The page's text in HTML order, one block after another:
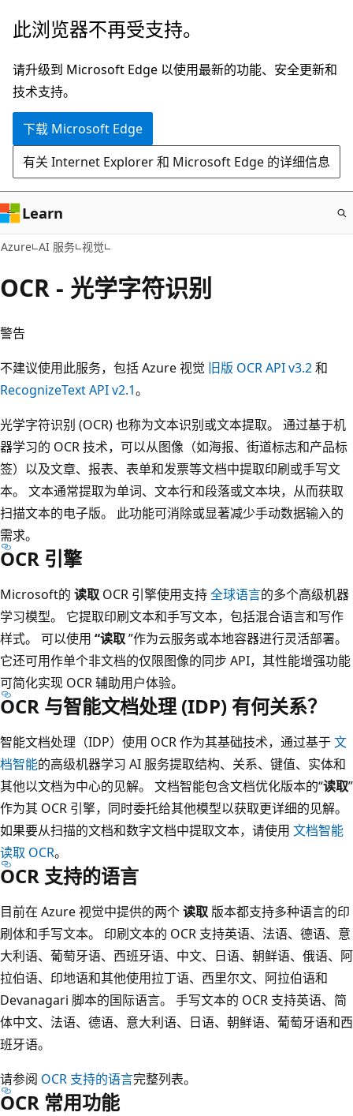
跳
主
要
内
此浏览器不再受支持。
请升级到 Microsoft Edge 以使用最新的功能、安全更新和
技术支持。
下载 Microsoft Edge
有关 Internet Explorer 和 Microsoft Edge 的详细信息
Learn
Azure AI 服务 视觉
OCR - 光学字符识别
警告
不建议使用此服务，包括 Azure 视觉 旧版 OCR API v3.2和
RecognizeText API v2.1。
光学字符识别 (OCR) 也称为文本识别或文本提取。 通过基于机
器学习的 OCR 技术，可以从图像（如海报、街道标志和产品标
签）以及文章、报表、表单和发票等文档中提取印刷或手写文
本。 文本通常提取为单词、文本行和段落或文本块，从而获取
扫描文本的电子版。 此功能可消除或显著减少手动数据输入的
需求。
OCR 引擎
Microsoft的 读取 OCR 引擎使用支持全球语言的多个高级机器
学习模型。 它提取印刷文本和手写文本，包括混合语言和写作
样式。 可以使用 “读取”作为云服务或本地容器进行灵活部署。
它还可用作单个非文档的仅限图像的同步 API，其性能增强功能
可简化实现 OCR 辅助用户体验。
OCR 与智能文档处理 (IDP) 有何关系？
智能文档处理（IDP）使用 OCR 作为其基础技术，通过基于文
档智能的高级机器学习 AI 服务提取结构、关系、键值、实体和
其他以文档为中心的见解。 文档智能包含文档优化版本的“读取”
作为其 OCR 引擎，同时委托给其他模型以获取更详细的见解。
如果要从扫描的文档和数字文档中提取文本，请使用 文档智能
读取 OCR。
OCR 支持的语言
目前在 Azure 视觉中提供的两个读取 版本都支持多种语言的印
刷体和手写文本。 印刷文本的 OCR 支持英语、法语、德语、意
大利语、葡萄牙语、西班牙语、中文、日语、朝鲜语、俄语、阿
拉伯语、印地语和其他使用拉丁语、西里尔文、阿拉伯语和
Devanagari 脚本的国际语言。 手写文本的 OCR 支持英语、简
体中文、法语、德语、意大利语、日语、朝鲜语、葡萄牙语和西
班牙语。
请参阅 OCR 支持的语言完整列表。
OCR 常用功能